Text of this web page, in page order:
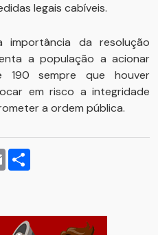
legais cabíveis.
da resolução
a população a acionar
190 sempre que houver
em risco a integridade
a ordem pública.
Email